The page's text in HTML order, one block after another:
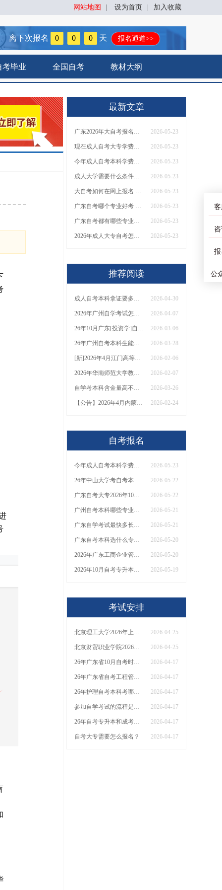
网站地图 设为首页 加入收藏
离下次报名 0 0 0 天 报名通道>>
考毕业 全国自考 教材大纲
最新文章
广东2026年大自考报名费多少钱 一次交完吗 2026-05-23
现在成人自考大专学费一般多少钱 2026-05-23
今年成人自考本科学费一般多少钱 贵不贵 2026-05-23
成人大学需要什么条件多少钱 有哪些要求 2026-05-23
大自考如何在网上报名 报考哪个专业容易 2026-05-23
广东自考哪个专业好考 选什么容易通过 2026-05-23
广东自考都有哪些专业科目 难不难 2026-05-23
2026年成人大专自考怎么报名 2026-05-23
推荐阅读
成人自考本科拿证要多久？26年多少钱能买到？ 2026-04-30
2026年广州自学考试怎么报名（附时间表） 2026-04-07
26年10月广东[投资学]自考本科开考哪些科目？ 2026-03-06
26年广州自考本科生能选择的学历有哪些？哪种适合？ 2026-03-28
[新]2026年4月江门高等教育自学考试时间出炉！ 2026-02-06
2026年华南师范大学教育学自考本科怎样（+科目+报名指南） 2026-02-07
自学考本科含金量高不高？最快几年能拿证？ 2026-03-26
【公告】2026年4月内蒙古自学考试于4月11-12日举行 2026-02-24
自考报名
今年成人自考本科学费一般多少钱 贵不贵 2026-05-23
26年中山大学考自考本科证有哪些具体要求和条件（+入口） 2026-05-22
广东自考大专2026年10月报名时间官网流程 2026-05-22
广州自考本科哪些专业比较简单 2026-05-21
广东自学考试最快多长时间拿证？几年？ 2026-05-21
广东自考本科选什么专业最好？2026年报名入口？ 2026-05-20
2026年广东工商企业管理自考专科考哪几门？附报名条件！ 2026-05-20
2026年10月自考专升本在什么时候考 附各地时间报 2026-05-19
考试安排
北京理工大学2026年上半年自学考试实践类课程考核安排 2026-04-25
北京财贸职业学院2026年上半年自学考试实践类课程考试安排 2026-04-25
26年广东省10月自考时间是多少 2026-04-17
26年广东省自考工程管理本科科目有哪些课程 2026-04-17
26年护理自考本科考哪几门广东省 2026-04-17
参加自学考试的流程是什么？什么时候能报名 2026-04-17
26年自考专升本和成考专升本哪个更好 2026-04-17
自考大专需要怎么报名？ 2026-04-17
公